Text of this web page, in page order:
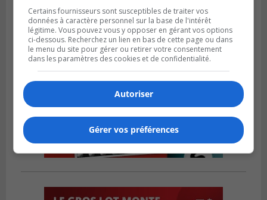
Certains fournisseurs sont susceptibles de traiter vos
données à caractère personnel sur la base de l'intérêt
légitime. Vous pouvez vous y opposer en gérant vos options
ci-dessous. Recherchez un lien en bas de cette page ou dans
le menu du site pour gérer ou retirer votre consentement
dans les paramètres des cookies et de confidentialité.
Autoriser
Gérer vos préférences